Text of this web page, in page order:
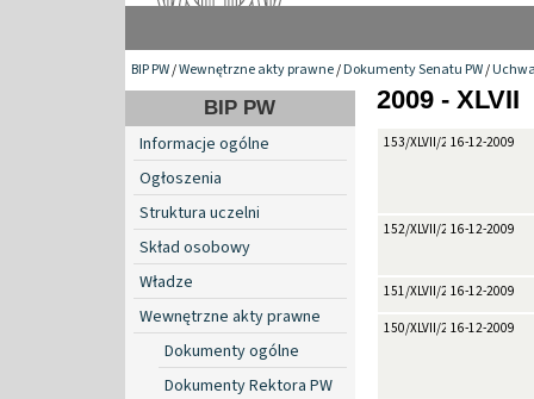
BIP PW/Wewnętrzne akty prawne/Dokumenty Senatu PW/
BIP PW
Informacje ogólne
Ogłoszenia
Struktura uczelni
Skład osobowy
Władze
Wewnętrzne akty prawne
Dokumenty ogólne
Dokumenty Rektora PW
2009 - XLVII
153/XLVII/200916-12-2009
152/XLVII/200916-12-2009
151/XLVII/200916-12-2009
150/XLVII/200916-12-2009